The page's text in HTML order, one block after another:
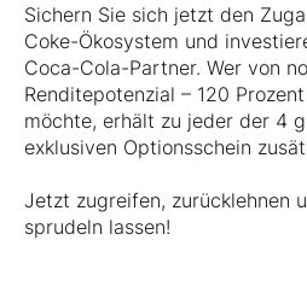
Sichern Sie sich jetzt den
Coke-Ökosystem und
Coca-Cola-Partner. Wer von
Renditepotenzial – 120
möchte, erhält zu jeder der 4
exklusiven Optionsschein
Jetzt zugreifen, zurücklehnen
sprudeln lassen!